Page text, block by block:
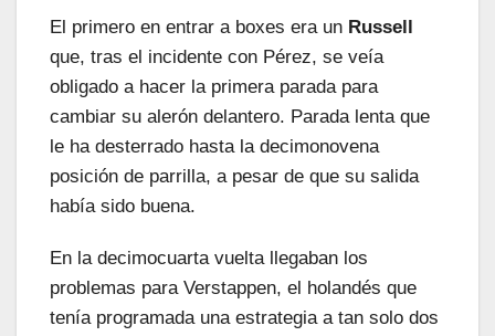
El primero en entrar a boxes era un Russell
que, tras el incidente con Pérez, se veía
obligado a hacer la primera parada para
cambiar su alerón delantero. Parada lenta que
le ha desterrado hasta la decimonovena
posición de parrilla, a pesar de que su salida
había sido buena.
En la decimocuarta vuelta llegaban los
problemas para Verstappen, el holandés que
tenía programada una estrategia a tan solo dos